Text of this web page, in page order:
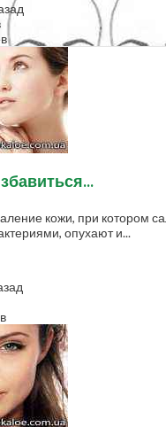
кожи, при котором
опухают и...